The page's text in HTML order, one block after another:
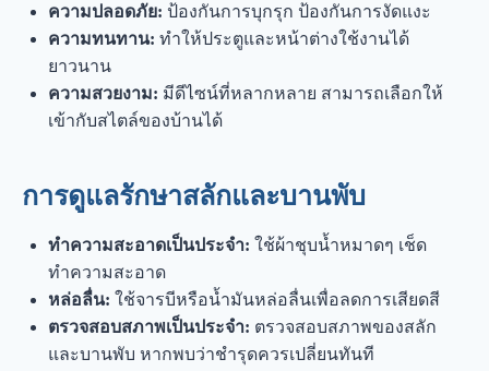
ความปลอดภัย: ป้องกันการบุกรุก ป้องกันการงัดแงะ
ความทนทาน: ทำให้ประตูและหน้าต่างใช้งานได้
ยาวนาน
ความสวยงาม: มีดีไซน์ที่หลากหลาย สามารถเลือกให้
เข้ากับสไตล์ของบ้านได้
การดูแลรักษาสลักและบานพับ
ทำความสะอาดเป็นประจำ: ใช้ผ้าชุบน้ำหมาดๆ เช็ด
ทำความสะอาด
หล่อลื่น: ใช้จารบีหรือน้ำมันหล่อลื่นเพื่อลดการเสียดสี
ตรวจสอบสภาพเป็นประจำ: ตรวจสอบสภาพของสลัก
และบานพับ หากพบว่าชำรุดควรเปลี่ยนทันที